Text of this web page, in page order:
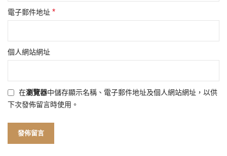
電子郵件地址 *
個人網站網址
在瀏覽器中儲存顯示名稱、電子郵件地址及個人網站網址，以供
下次發佈留言時使用。